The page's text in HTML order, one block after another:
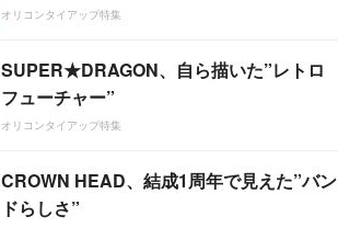
オリコンタイアップ特集
SUPER★DRAGON、自ら描いた”レトロ
フューチャー”
オリコンタイアップ特集
CROWN HEAD、結成1周年で見えた”バン
ドらしさ”